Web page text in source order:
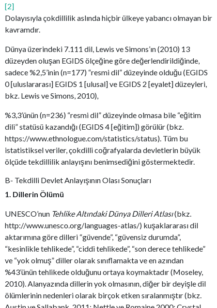
[2]
Dolayısıyla çokdillilik aslında hiçbir ülkeye yabancı olmayan bir
kavramdır.
Dünya üzerindeki 7.111 dil, Lewis ve Simons’ın (2010) 13
düzeyden oluşan EGIDS ölçeğine göre değerlendirildiğinde,
sadece %2,5’inin (n=177) “resmi dil” düzeyinde olduğu (EGIDS
0 [uluslararası] EGIDS 1 [ulusal] ve EGIDS 2 [eyalet] düzeyleri,
bkz. Lewis ve Simons, 2010),
%3,3’ünün (n=236) “resmi dil” düzeyinde olmasa bile “eğitim
dili” statüsü kazandığı (EGIDS 4 [eğitim]) görülür (bkz.
https://www.ethnologue.com/statistics/status). Tüm bu
istatistiksel veriler, çokdilli coğrafyalarda devletlerin büyük
ölçüde tekdillilik anlayışını benimsediğini göstermektedir.
B- Tekdilli Devlet Anlayışının Olası Sonuçları
1. Dillerin Ölümü
UNESCO’nun Tehlike Altındaki Dünya Dilleri Atlası(bkz.
http://www.unesco.org/languages-atlas/) kuşaklararası dil
aktarımına göre dilleri “güvende”, “güvensiz durumda”,
“kesinlikle tehlikede”, “ciddi tehlikede”, “son derece tehlikede”
ve “yok olmuş” diller olarak sınıflamakta ve en azından
%43’ünün tehlikede olduğunu ortaya koymaktadır (Moseley,
2010). Alanyazında dillerin yok olmasının, diğer bir deyişle dil
ölümlerinin nedenleri olarak birçok etken sıralanmıştır (bkz.